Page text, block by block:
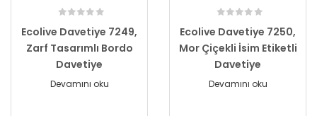
Ecolive Davetiye 7249,
Zarf Tasarımlı Bordo
Davetiye
Devamını oku
Ecolive Davetiye 7250,
Mor Çiçekli İsim Etiketli
Davetiye
Devamını oku